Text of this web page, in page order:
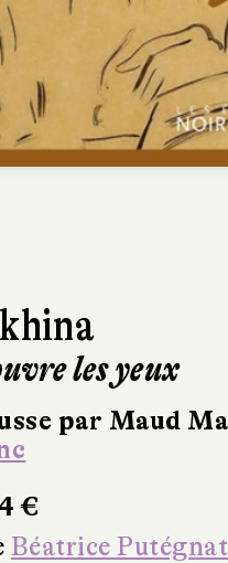
les yeux
par Maud
€
Béatrice Putégnat